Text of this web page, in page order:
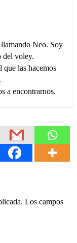
Neo. Soy
del voley.
que las hacemos
a encontrarnos.
Los campos